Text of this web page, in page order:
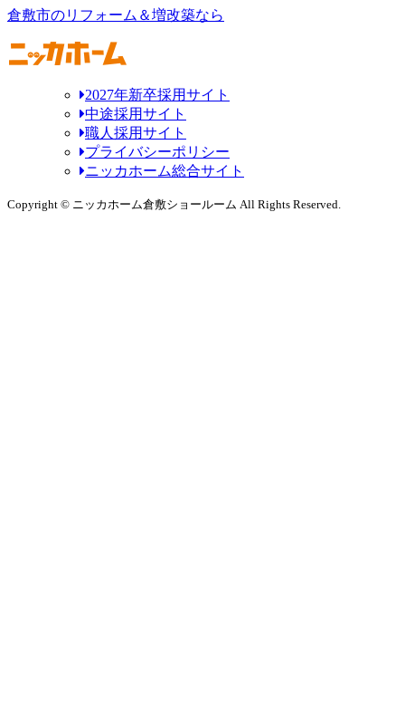
倉敷市のリフォーム＆増改築なら
2027年新卒採用サイト
中途採用サイト
職人採用サイト
プライバシーポリシー
ニッカホーム総合サイト
Copyright © ニッカホーム倉敷ショールーム All Rights Reserved.